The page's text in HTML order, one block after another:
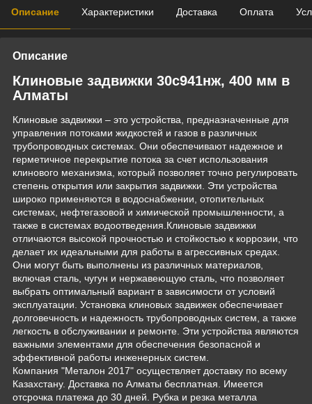
Описание Характеристики Доставка Оплата
Описание
Клиновые задвижки 30с941нж, 400 мм в
Алматы
Клиновые задвижки – это устройства, предназначенные для
управления потоками жидкостей и газов в различных
трубопроводных системах. Они обеспечивают надежное и
герметичное перекрытие потока за счет использования
клинового механизма, который позволяет точно регулировать
степень открытия или закрытия задвижки. Эти устройства
широко применяются в водоснабжении, отопительных
системах, нефтегазовой и химической промышленности, а
также в системах водоотведения.Клиновые задвижки
отличаются высокой прочностью и стойкостью к коррозии, что
делает их идеальными для работы в агрессивных средах.
Они могут быть выполнены из различных материалов,
включая сталь, чугун и нержавеющую сталь, что позволяет
выбрать оптимальный вариант в зависимости от условий
эксплуатации. Установка клиновых задвижек обеспечивает
долговечность и надежность трубопроводных систем, а также
легкость в обслуживании и ремонте. Эти устройства являются
важными элементами для обеспечения безопасной и
эффективной работы инженерных систем.
Компания "Металон 2017" осуществляет доставку по всему
Казахстану. Доставка по Алматы бесплатная. Имеется
отсрочка платежа до 30 дней. Рубка и резка металла